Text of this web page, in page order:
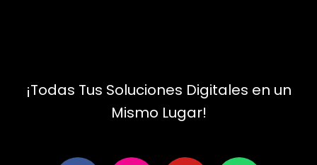
¡Todas Tus Soluciones Digitales en un
Mismo Lugar!